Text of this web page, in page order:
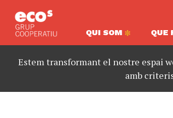
QUI SOM QUE
Estem transformant el nostre espai
amb